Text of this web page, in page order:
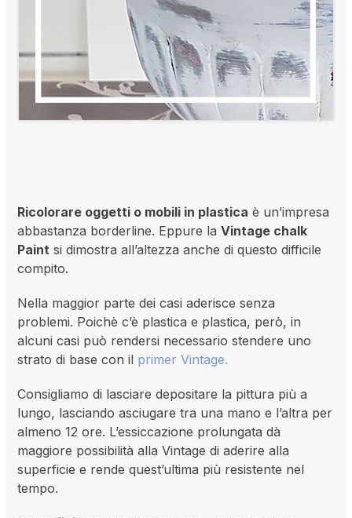
Ricolorare oggetti o mobili in plastica è un’impresa
abbastanza borderline. Eppure laVintage chalk
Paint si dimostra all’altezza anche di questo difficile
compito.
Nella maggior parte dei casi aderisce senza
problemi. Poichè c’è plastica e plastica, però, in
alcuni casi può rendersi necessario stendere uno
strato di base con il primer Vintage.
Consigliamo di lasciare depositare la pittura più a
lungo, lasciando asciugare tra una mano e l’altra per
almeno 12 ore. L’essiccazione prolungata dà
maggiore possibilità alla Vintage di aderire alla
superficie e rende quest’ultima più resistente nel
tempo.